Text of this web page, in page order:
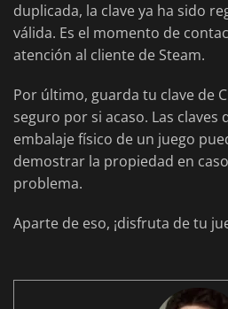
duplicada, la clave ya ha sido
válida. Es el momento de
atención al cliente de Steam.
Por último, guarda tu clave de
seguro por si acaso. Las
embalaje físico de un juego
demostrar la propiedad en
problema.
Aparte de eso, ¡disfruta de tu